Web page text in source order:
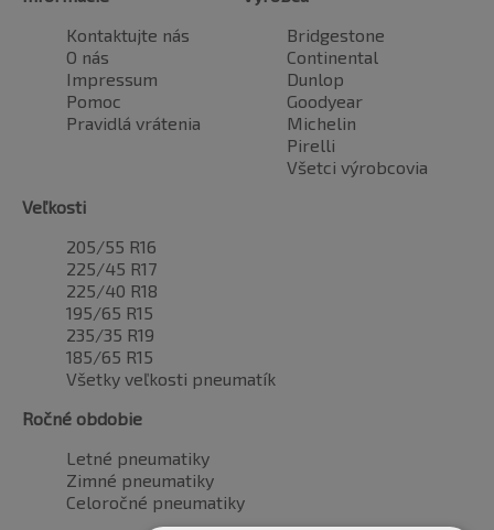
Kontaktujte nás
O nás
Impressum
Pomoc
Pravidlá vrátenia
Bridgestone
Continental
Dunlop
Goodyear
Michelin
Pirelli
Všetci výrobcovia
Veľkosti
205/55 R16
225/45 R17
225/40 R18
195/65 R15
235/35 R19
185/65 R15
Všetky veľkosti pneumatík
Ročné obdobie
Letné pneumatiky
Zimné pneumatiky
Celoročné pneumatiky